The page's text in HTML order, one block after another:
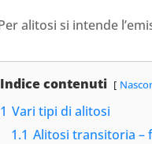
Indice contenuti
1 Vari tipi di alitosi
1.1 Alitosi transitoria –